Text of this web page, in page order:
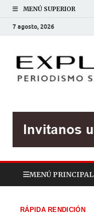
MENÚ SUPERIOR
7 agosto, 2026
MENÚ PRINCIPAL
RÁPIDA RENDICIÓN